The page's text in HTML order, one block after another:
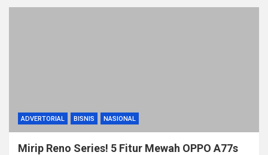
ADVERTORIAL BISNIS NASIONAL
Mirip Reno Series! 5 Fitur Mewah OPPO A77s